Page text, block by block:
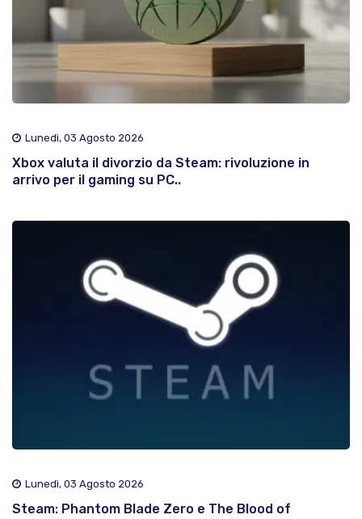
Lunedì, 03 Agosto 2026
Xbox valuta il divorzio da Steam: rivoluzione in
arrivo per il gaming su PC..
Lunedì, 03 Agosto 2026
Steam: Phantom Blade Zero e The Blood of